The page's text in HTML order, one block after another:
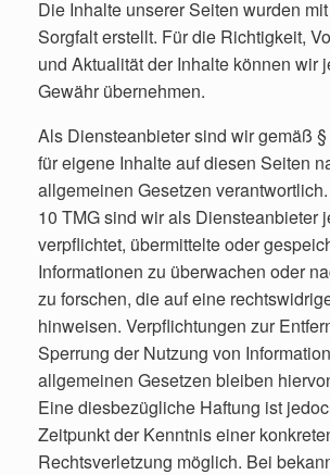
Die Inhalte unserer Seiten wurden
Sorgfalt erstellt. Für die Richtigkeit,
und Aktualität der Inhalte können wir
Gewähr übernehmen.
Als Diensteanbieter sind wir gemäß
für eigene Inhalte auf diesen Seiten
allgemeinen Gesetzen
10 TMG sind wir als Diensteanbieter
verpflichtet, übermittelte oder
Informationen zu überwachen oder
zu forschen, die auf eine
hinweisen. Verpflichtungen zur
Sperrung der Nutzung von
allgemeinen Gesetzen bleiben
Eine diesbezügliche Haftung ist
Zeitpunkt der Kenntnis einer
Rechtsverletzung möglich. Bei